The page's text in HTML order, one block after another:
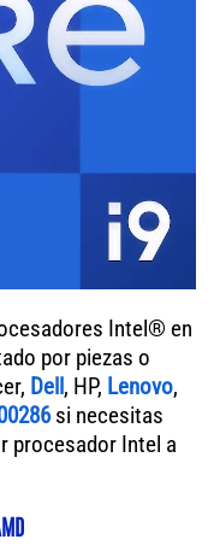
Intel® en
por piezas o
Dell, HP, Lenovo,
si necesitas
procesador Intel a